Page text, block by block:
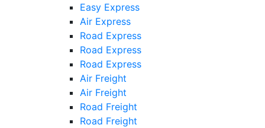
Easy Express
Air Express
Road Express
Road Express
Road Express
Air Freight
Air Freight
Road Freight
Road Freight